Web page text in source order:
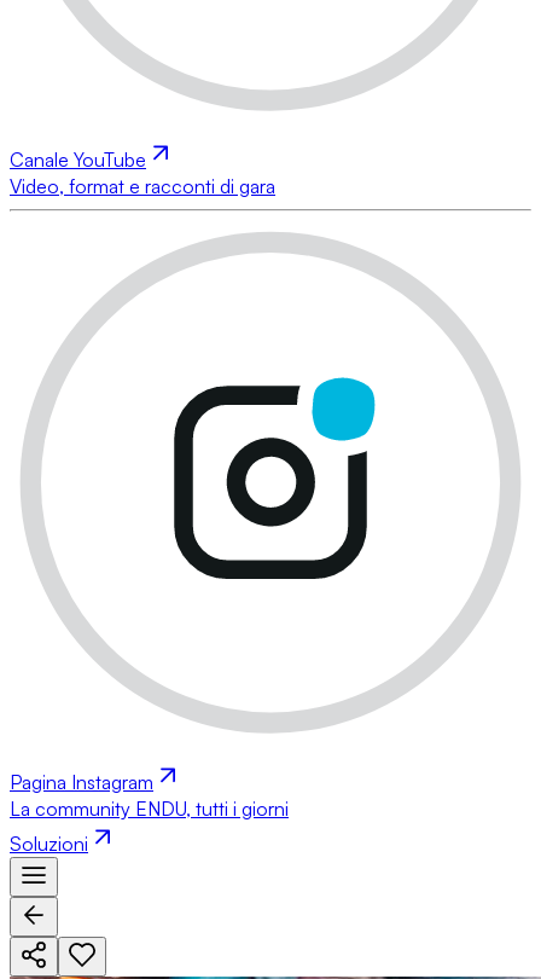
Canale YouTube
Video, format e racconti di gara
Pagina Instagram
La community ENDU, tutti i giorni
Soluzioni